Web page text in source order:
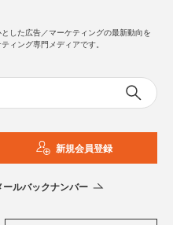
した広告／マーケティングの最新動向を
ィング専門メディアです。
新規会員登録
ールバックナンバー